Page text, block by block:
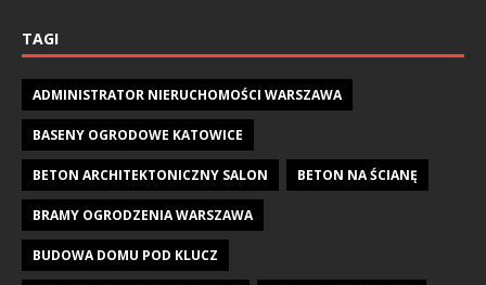
TAGI
ADMINISTRATOR NIERUCHOMOŚCI WARSZAWA
BASENY OGRODOWE KATOWICE
BETON ARCHITEKTONICZNY SALON BETON NA ŚCIANĘ
BRAMY OGRODZENIA WARSZAWA
BUDOWA DOMU POD KLUCZ